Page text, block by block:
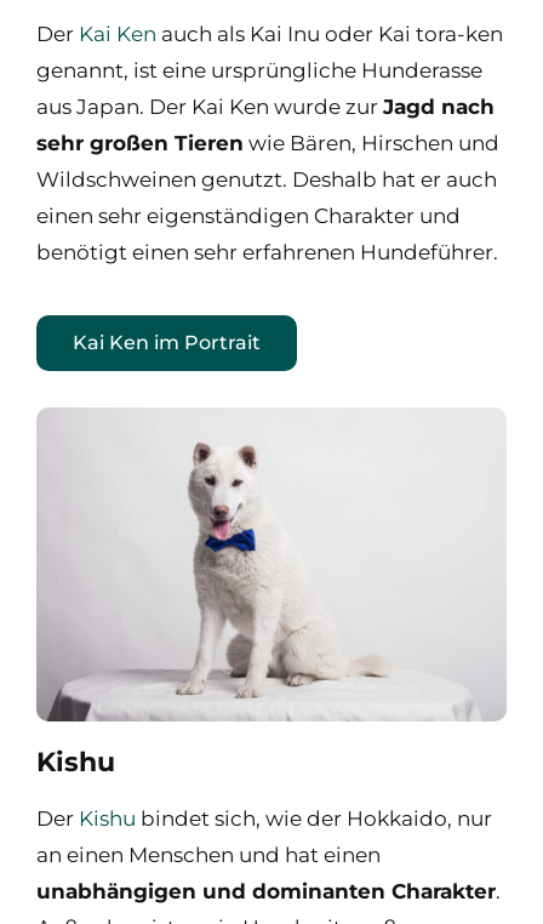
Der Kai Ken auch als Kai Inu oder Kai tora-ken
genannt, ist eine ursprüngliche Hunderasse
aus Japan. Der Kai Ken wurde zur Jagd nach
sehr großen Tieren wie Bären, Hirschen und
Wildschweinen genutzt. Deshalb hat er auch
einen sehr eigenständigen Charakter und
benötigt einen sehr erfahrenen Hundeführer.
Kai Ken im Portrait
Kishu
Der Kishu bindet sich, wie der Hokkaido, nur
an einen Menschen und hat einen
unabhängigen und dominanten Charakter.